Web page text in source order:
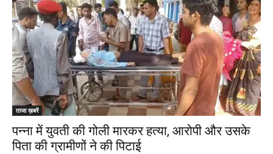
ताजा ख़बरें
पन्ना में युवती की गोली मारकर हत्या, आरोपी और उसके
पिता की ग्रामीणों ने की पिटाई